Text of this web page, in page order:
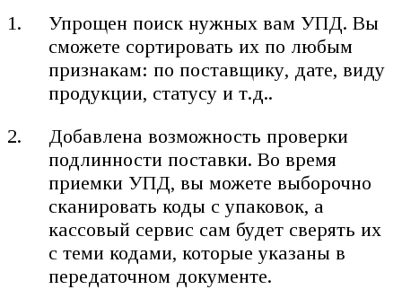
Упрощен поиск нужных вам УПД. Вы
сможете сортировать их по любым
признакам: по поставщику, дате, виду
продукции, статусу и т.д..
Добавлена возможность проверки
подлинности поставки. Во время
приемки УПД, вы можете выборочно
сканировать коды с упаковок, а
кассовый сервис сам будет сверять их
с теми кодами, которые указаны в
передаточном документе.